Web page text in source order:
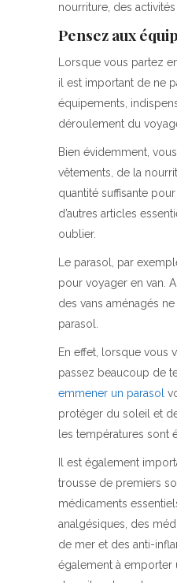
nourriture, des
Pensez aux
Lorsque vous partez
il est important de ne
équipements,
déroulement du
Bien évidemment,
vêtements, de la
quantité suffisante
d’autres articles
oublier.
Le parasol, par
pour voyager en van.
des vans aménagés
parasol.
En effet, lorsque vous
passez beaucoup de
emmener un parasol
protéger du soleil et
les températures sont
Il est également
trousse de premiers
médicaments
analgésiques, des
de mer et des anti-
également à emporter